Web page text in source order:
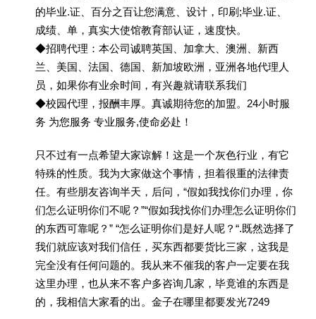
的毕业.证、百分之百让您满意、设计，印刷;毕业.证、
成绩、单，真实大使馆教育部认证，速度快。
◆招聘代理：本公司诚聘英国、加拿大、澳洲、新西
兰、美国、法国、德国、新加坡欧洲，亚洲各地代理人
员，如果你有业余时间，有兴趣就请联系我们
◆校园代理，报酬丰厚。真诚期待您的加盟。24小时服
务 为您服务 专业服务,使命必赴！
只不过有一点希望大家谅解！这是一个灰色行业，有它
特殊的性质。我为大家做这个事情，担着很重的法律责
任。有些朋友咨询半天，后问，“假如我找你们办理，你
们怎么证明你们不呢？”“假如我找你们办理怎么证明你们
的东西可靠呢？” “怎么证明你们是好人呢？“.既然选择了
我们就应该对我们信任，买东西都要货比三家，这我是
完全没有任何问题的。我从来不催我的客户一定要在我
这里办理，也从来不客户多咨询几家，毕竟谁的东西是
的，我相信大家看的出。金子在哪里都要发光7249